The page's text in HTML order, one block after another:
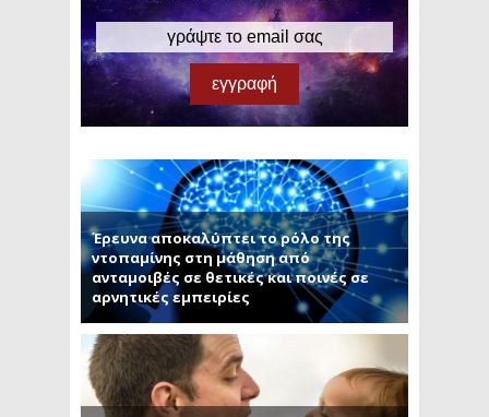
Έρευνα αποκαλύπτει το ρόλο της
ντοπαμίνης στη μάθηση από
ανταμοιβές σε θετικές και ποινές σε
αρνητικές εμπειρίες